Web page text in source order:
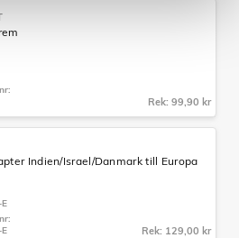
Rek: 99,90 kr
Indien/Israel/Danmark till Europa
Rek: 129,00 kr